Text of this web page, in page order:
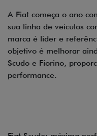
A Fiat começa o ano
sua linha de veículos
marca é líder e
objetivo é melhorar
Scudo e Fiorino,
performance.